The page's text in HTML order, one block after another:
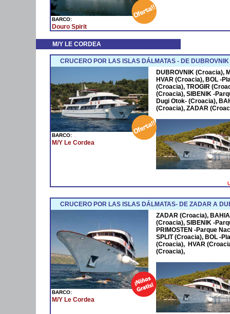
BARCO:
Douro Spirit
M/Y LE CORDEA
CRUCERO POR LAS ISLAS DÁLMATAS - DE
BARCO:
M/Y Le Cordea
DUBROVNIK (Croacia),
HVAR (Croacia), BOL -
(Croacia), TROGIR
(Croacia), SIBENIK -
Dugi Otok- (Croacia),
(Croacia), ZADAR
CRUCERO POR LAS ISLAS DÁLMATAS- DE ZADAR A
BARCO:
M/Y Le Cordea
ZADAR (Croacia),
(Croacia), SIBENIK -
PRIMOSTEN -Parque
SPLIT (Croacia), BOL -
(Croacia), HVAR
(Croacia),